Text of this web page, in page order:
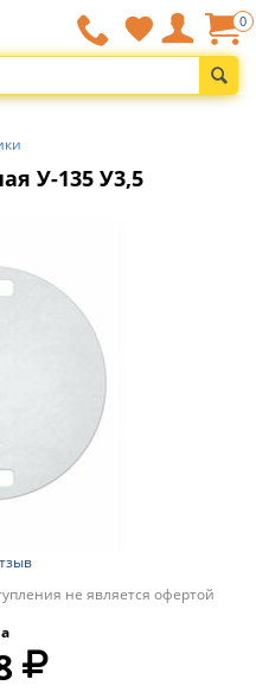
0
У-135 У3,5
не является офертой